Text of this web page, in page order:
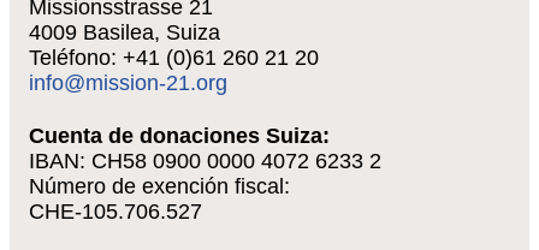
Missionsstrasse 21
4009 Basilea, Suiza
Teléfono: +41 (0)61 260 21 20
info@mission-21.org
Cuenta de donaciones Suiza:
IBAN: CH58 0900 0000 4072 6233 2
Número de exención fiscal:
CHE-105.706.527